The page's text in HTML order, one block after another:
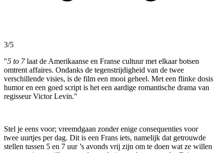
3/5
"5 to 7laat de Amerikaanse en Franse cultuur met elkaar botsen
omtrent affaires. Ondanks de tegenstrijdigheid van de twee
verschillende visies, is de film een mooi geheel. Met een flinke dosis
humor en een goed script is het een aardige romantische drama van
regisseur Victor Levin."
Stel je eens voor; vreemdgaan zonder enige consequenties voor
twee uurtjes per dag. Dit is een Frans iets, namelijk dat getrouwde
stellen tussen 5 en 7 uur ’s avonds vrij zijn om te doen wat ze willen